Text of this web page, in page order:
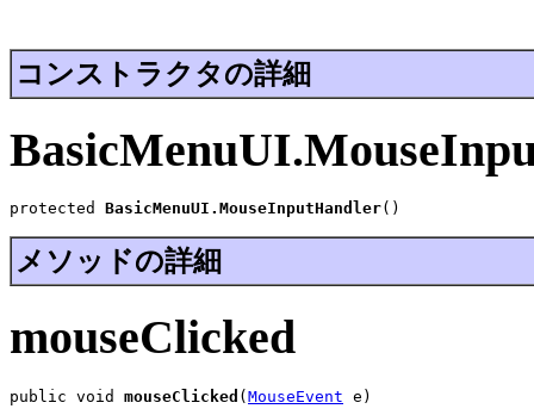
コンストラクタの詳細
protected BasicMenuUI.MouseInputHandler()
メソッドの詳細
mouseClicked
public void mouseClicked (MouseEvent e)